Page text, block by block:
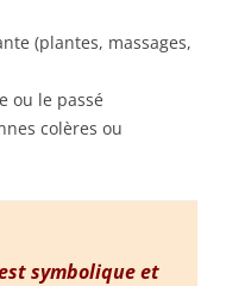
(plantes, massages,
ou le passé
colères ou
symbolique et